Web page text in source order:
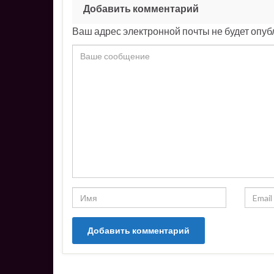
Добавить комментарий
Ваш адрес электронной почты не будет